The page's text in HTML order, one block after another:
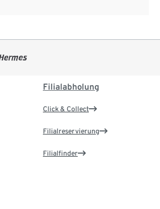
Filialabholung
Click & Collect
Filialreservierung
Filialfinder